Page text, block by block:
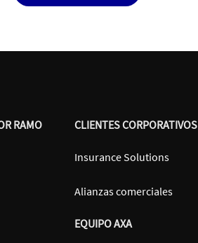
RAMO CLIENTES CORPORATIVOS
Insurance Solutions
Alianzas comerciales
EQUIPO AXA